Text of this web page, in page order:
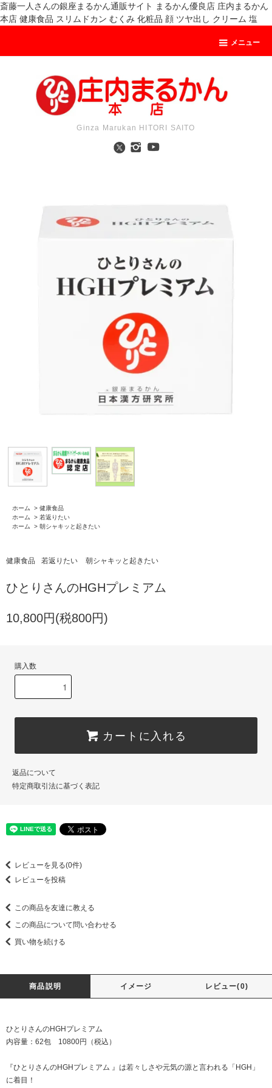
斎藤一人さんの銀座まるかん通販サイト まるかん優良店 庄内まるかん
本店 健康食品 スリムドカン むくみ 化粧品 顔 ツヤ出し クリーム 塩
メニュー
Ginza Marukan HITORI SAITO
ホーム > 健康食品
ホーム
> 若返りたい
ホーム
> 朝シャキッと起きたい
健康食品 若返りたい 朝シャキッと起きたい
ひとりさんのHGHプレミアム
10,800円(税800円)
購入数
カートに入れる
返品について
特定商取引法に基づく表記
レビューを見る(0件)
レビューを投稿
この商品を友達に教える
この商品について問い合わせる
買い物を続ける
商品説明 イメージ レビュー(0)
ひとりさんのHGHプレミアム
内容量：62包 10800円（税込）
『ひとりさんのHGHプレミアム 』は若々しさや元気の源と言われる「HGH」
に着目！